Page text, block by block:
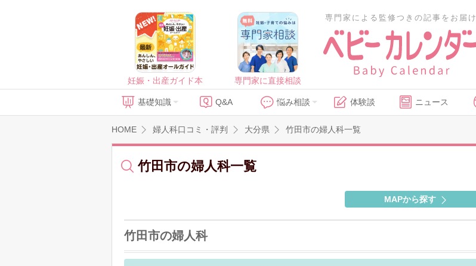
妊娠・出産ガイド本 専門家に直接相談
専門家による監修つきの記事をお届け
基礎知識 Q&A 悩み相談 体験談 ニュース
HOME 婦人科口コミ・評判 大分県 竹田市の婦人科一覧
竹田市の婦人科一覧
MAPから探す
竹田市の婦人科